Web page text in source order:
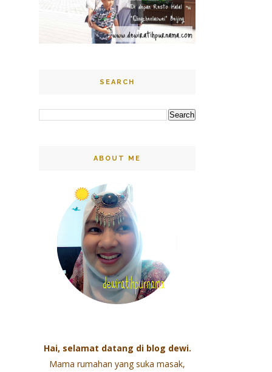
SEARCH
ABOUT ME
Hai, selamat datang di blog dewi.
Mama rumahan yang suka masak,